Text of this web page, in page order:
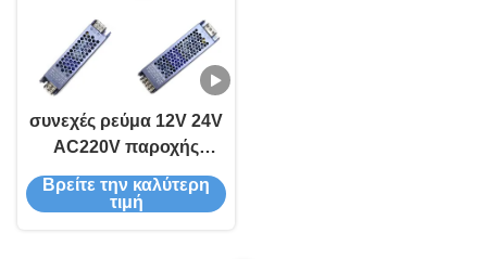
συνεχές ρεύμα 12V 24V
AC220V παροχής
ηλεκτρικού ρεύματος
των οδηγήσεων 60W
Βρείτε την καλύτερη
τιμή